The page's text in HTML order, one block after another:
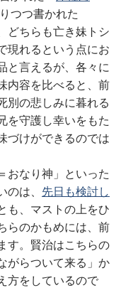
つつ書かれた
どちらも亡き妹トシ
現れるという点にお
と言えるが、各々に
内容を比べると、前
別の悲しみに暮れる
を守護し幸いをもた
づけができるのでは
おなり神」といった
のは、 先日も検討し
も、マストの上をひ
らのかもめには、前
す。賢治はこちらの
がらついて来る」か
方をしているので